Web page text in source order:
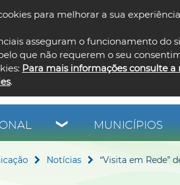
para melhorar a sua
asseguram o funcionamento do
que não requerem o seu
Para mais informações consulte a
.
MUNICÍPIOS
Notícias “Visita em Rede”